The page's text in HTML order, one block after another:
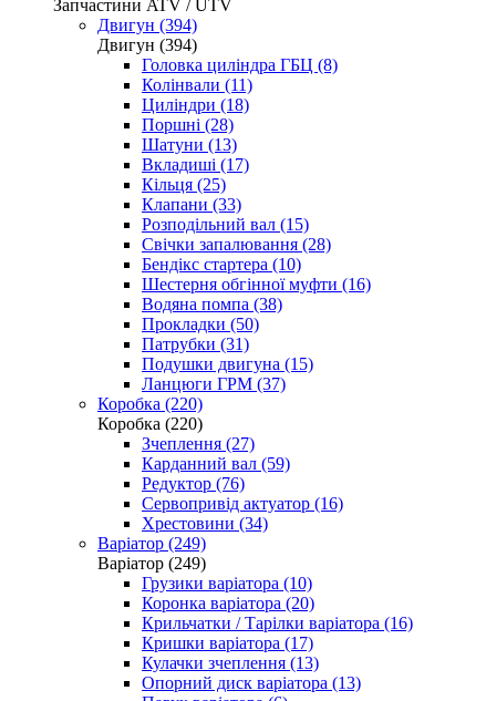
Запчастини ATV / UTV
Двигун (394)
Двигун (394)
Головка циліндра ГБЦ (8)
Колінвали (11)
Циліндри (18)
Поршні (28)
Шатуни (13)
Вкладиші (17)
Кільця (25)
Клапани (33)
Розподільний вал (15)
Свічки запалювання (28)
Бендікс стартера (10)
Шестерня обгінної муфти (16)
Водяна помпа (38)
Прокладки (50)
Патрубки (31)
Подушки двигуна (15)
Ланцюги ГРМ (37)
Коробка (220)
Коробка (220)
Зчеплення (27)
Карданний вал (59)
Редуктор (76)
Сервопривід актуатор (16)
Хрестовини (34)
Варіатор (249)
Варіатор (249)
Грузики варіатора (10)
Коронка варіатора (20)
Крильчатки / Тарілки варіатора (16)
Кришки варіатора (17)
Кулачки зчеплення (13)
Опорний диск варіатора (13)